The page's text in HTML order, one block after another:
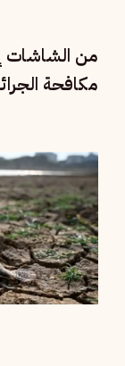
من الشاشات
مكافحة